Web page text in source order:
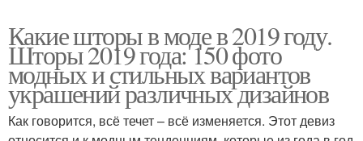
Какие шторы в моде в 2019 году.
Шторы 2019 года: 150 фото
модных и стильных вариантов
украшений различных дизайнов
Как говорится, всё течет – всё изменяется. Этот девиз